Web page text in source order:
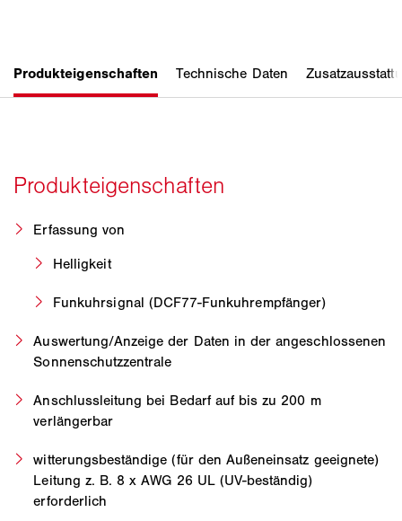
Erfassung von
Helligkeit
Funkuhrsignal (DCF77-Funkuhrempfänger)
Auswertung/Anzeige der Daten in der angeschlossenen
Sonnenschutzzentrale
Anschlussleitung bei Bedarf auf bis zu 200 m
verlängerbar
witterungsbeständige (für den Außeneinsatz geeignete)
Leitung z. B. 8 x AWG 26 UL (UV-beständig)
erforderlich